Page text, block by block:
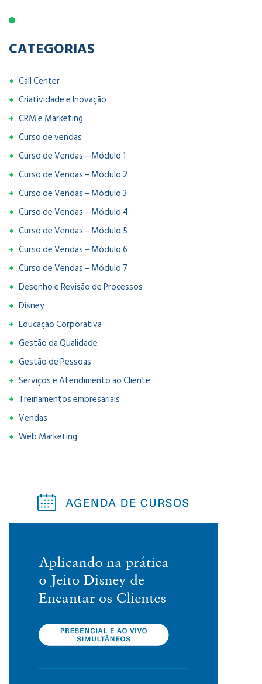
CATEGORIAS
Call Center
Criatividade e Inovação
CRM e Marketing
Curso de vendas
Curso de Vendas – Módulo 1
Curso de Vendas – Módulo 2
Curso de Vendas – Módulo 3
Curso de Vendas – Módulo 4
Curso de Vendas – Módulo 5
Curso de Vendas – Módulo 6
Curso de Vendas – Módulo 7
Desenho e Revisão de Processos
Disney
Educação Corporativa
Gestão da Qualidade
Gestão de Pessoas
Serviços e Atendimento ao Cliente
Treinamentos empresariais
Vendas
Web Marketing